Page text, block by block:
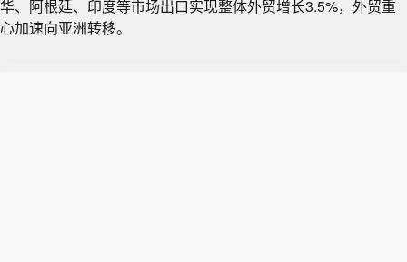
华、阿根廷、印度等市场出口实现整体外贸增长3.5%，外贸重
心加速向亚洲转移。